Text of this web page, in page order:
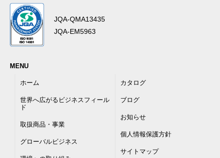
JQA-QMA13435
JQA-EM5963
MENU
ホーム
世界へ広がるビジネスフィール
ド
取扱商品・事業
グローバルビジネス
カタログ
ブログ
お知らせ
個人情報保護方針
サイトマップ